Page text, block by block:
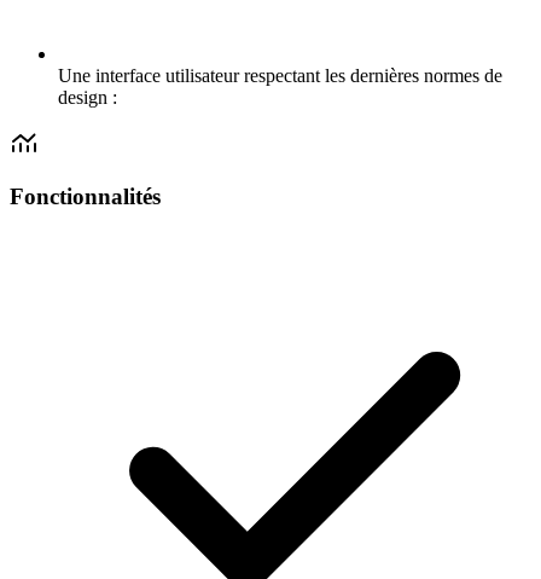
Une interface utilisateur respectant les dernières normes de
design :
Fonctionnalités